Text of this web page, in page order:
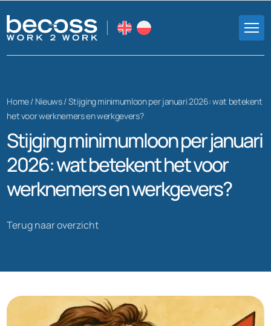
Home / Nieuws/Stijging minimumloon per januari 2026: wat betekent
het voor werknemers en werkgevers?
Stijging minimumloon per januari
2026: wat betekent het voor
werknemers en werkgevers?
Terug naar overzicht